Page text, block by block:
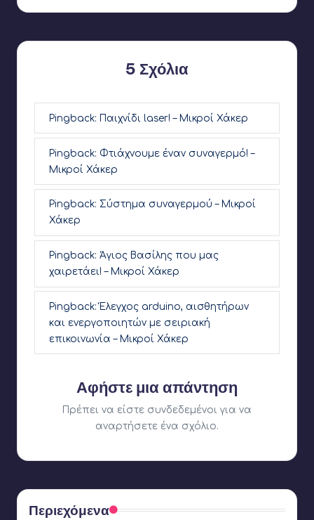
5 Σχόλια
Pingback: Παιχνίδι laser! – Μικροί Χάκερ
Pingback: Φτιάχνουμε έναν συναγερμό! –
Μικροί Χάκερ
Pingback: Σύστημα συναγερμού – Μικροί
Χάκερ
Pingback: Άγιος Βασίλης που μας
χαιρετάει! – Μικροί Χάκερ
Pingback:Έλεγχος arduino, αισθητήρων
και ενεργοποιητών με σειριακή
επικοινωνία – Μικροί Χάκερ
Αφήστε μια απάντηση
Πρέπει να είστε συνδεδεμένοι για να
αναρτήσετε ένα σχόλιο.
Περιεχόμενα